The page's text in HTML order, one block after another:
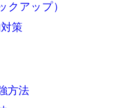
クアップ）
策
方法